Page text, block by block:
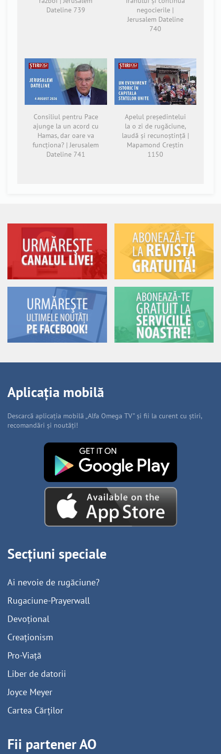
Dateline 739
negocierile |
Jerusalem Dateline
740
Consiliul pentru Pace
ajunge la un acord cu
Hamas, dar oare va
funcționa? | Jerusalem
Dateline 741
Apelul președintelui
la o zi de rugăciune,
laudă și recunoștință |
Mapamond Creștin
1150
Aplicația mobilă
Descarcă aplicația mobilă „Alfa Omega TV” și fii la curent cu știri,
recomandări și noutăți!
Secțiuni speciale
Ai nevoie de rugăciune?
Rugaciune-Prayerwall
Devoțional
Creaționism
Pro-Viață
Liber de datorii
Joyce Meyer
Cartea Cărților
Fii partener AO